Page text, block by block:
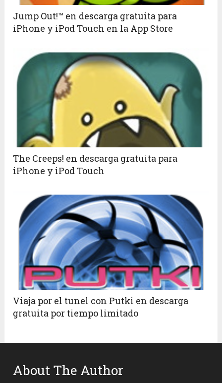
Jump Out!™ en descarga gratuita para
iPhone y iPod Touch en la App Store
The Creeps! en descarga gratuita para
iPhone y iPod Touch
Viaja por el tunel con Putki en descarga
gratuita por tiempo limitado
About The Author